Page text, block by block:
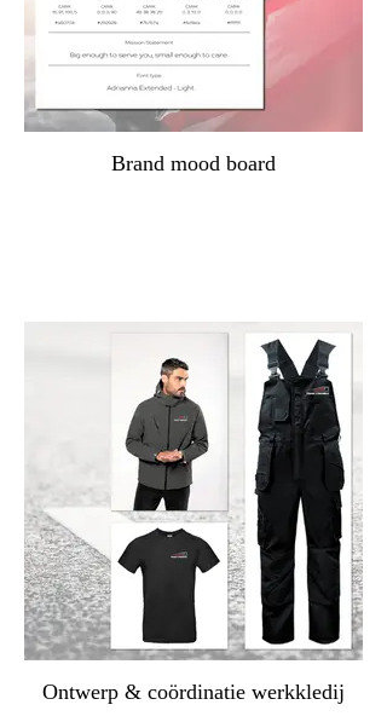
Brand mood board
Ontwerp & coördinatie werkkledij